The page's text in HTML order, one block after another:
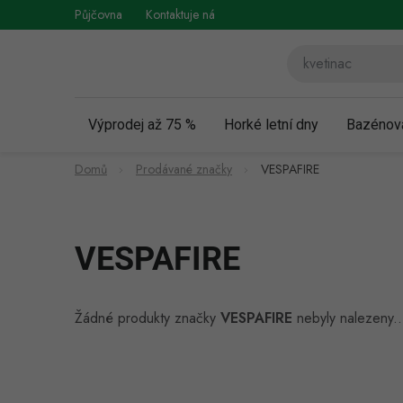
na
Půjčovna Kontaktuje nás
Výprodej až 75 % Horké letní dny
Domů Prodávané značky VESPAFIRE
VESPAFIRE
Žádné produkty značky VESPAFIRE nebyly